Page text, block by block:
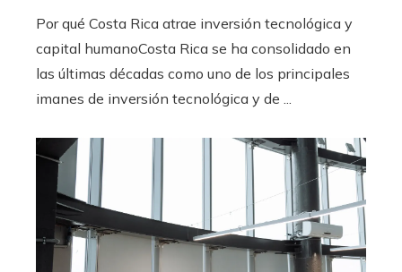
Por qué Costa Rica atrae inversión tecnológica y
capital humanoCosta Rica se ha consolidado en
las últimas décadas como uno de los principales
imanes de inversión tecnológica y de ...